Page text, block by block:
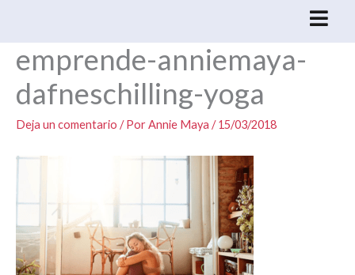
contenido
emprende-anniemaya-
dafneschilling-yoga
Deja un comentario / PorAnnie Maya /15/03/2018